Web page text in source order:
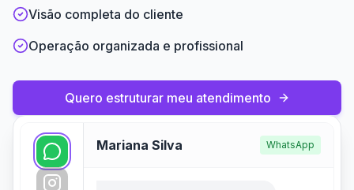
Visão completa do cliente
Operação organizada e profissional
Quero estruturar meu atendimento
Mariana Silva WhatsApp